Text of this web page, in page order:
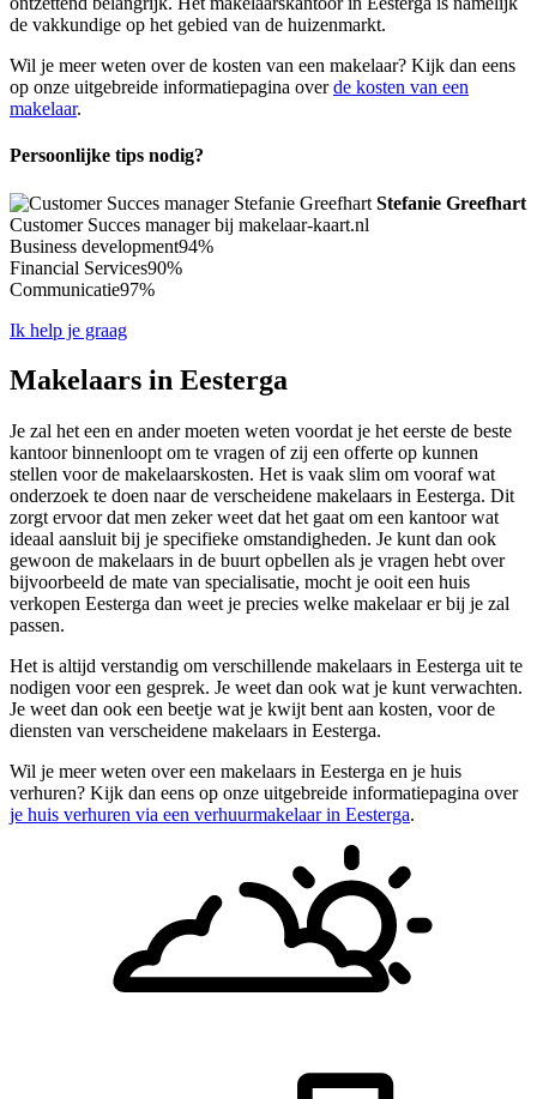
de vakkundige op het gebied van de huizenmarkt.
Wil je meer weten over de kosten van een makelaar? Kijk dan eens
op onze uitgebreide informatiepagina overde kosten van een
makelaar.
Persoonlijke tips nodig?
Stefanie Greefhart
Customer Succes manager bij makelaar-kaart.nl
Business development94%
Financial Services90%
Communicatie97%
Ik help je graag
Makelaars in Eesterga
Je zal het een en ander moeten weten voordat je het eerste de beste
kantoor binnenloopt om te vragen of zij een offerte op kunnen
stellen voor de makelaarskosten. Het is vaak slim om vooraf wat
onderzoek te doen naar de verscheidene makelaars in Eesterga. Dit
zorgt ervoor dat men zeker weet dat het gaat om een kantoor wat
ideaal aansluit bij je specifieke omstandigheden. Je kunt dan ook
gewoon de makelaars in de buurt opbellen als je vragen hebt over
bijvoorbeeld de mate van specialisatie, mocht je ooit een huis
verkopen Eesterga dan weet je precies welke makelaar er bij je zal
passen.
Het is altijd verstandig om verschillende makelaars in Eesterga uit te
nodigen voor een gesprek. Je weet dan ook wat je kunt verwachten.
Je weet dan ook een beetje wat je kwijt bent aan kosten, voor de
diensten van verscheidene makelaars in Eesterga.
Wil je meer weten over een makelaars in Eesterga en je huis
verhuren? Kijk dan eens op onze uitgebreide informatiepagina over
je huis verhuren via een verhuurmakelaar in Eesterga.